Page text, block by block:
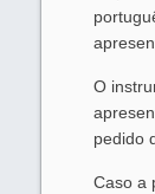
O
pedido
Caso a